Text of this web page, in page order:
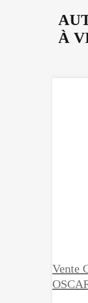
À
Vente